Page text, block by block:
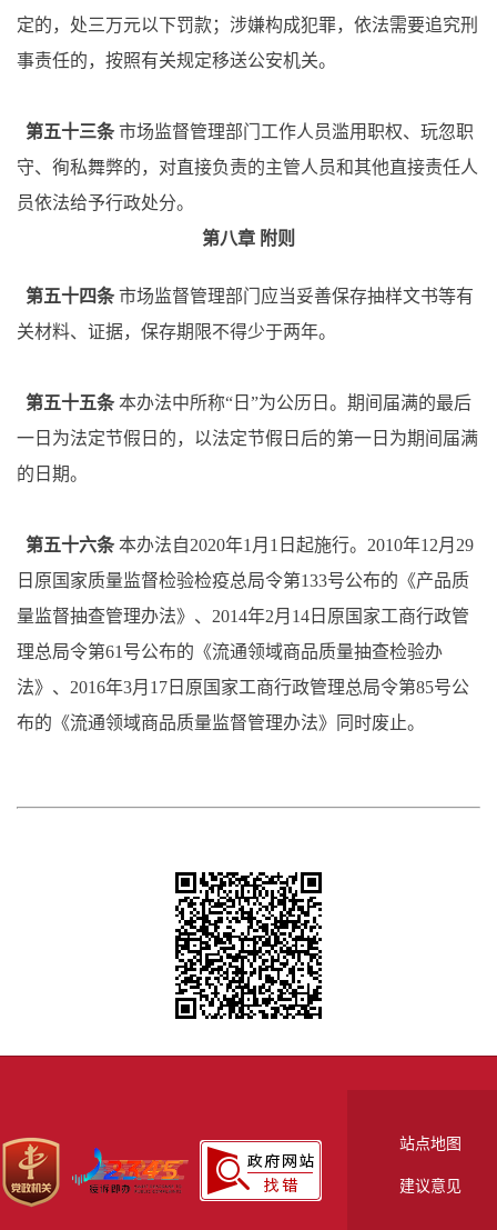
定的，处三万元以下罚款；涉嫌构成犯罪，依法需要追究刑
事责任的，按照有关规定移送公安机关。
第五十三条 市场监督管理部门工作人员滥用职权、玩忽职
守、徇私舞弊的，对直接负责的主管人员和其他直接责任人
员依法给予行政处分。
第八章 附则
第五十四条 市场监督管理部门应当妥善保存抽样文书等有
关材料、证据，保存期限不得少于两年。
第五十五条 本办法中所称“日”为公历日。期间届满的最后
一日为法定节假日的，以法定节假日后的第一日为期间届满
的日期。
第五十六条 本办法自2020年1月1日起施行。2010年12月29
日原国家质量监督检验检疫总局令第133号公布的《产品质
量监督抽查管理办法》、2014年2月14日原国家工商行政管
理总局令第61号公布的《流通领域商品质量抽查检验办
法》、2016年3月17日原国家工商行政管理总局令第85号公
布的《流通领域商品质量监督管理办法》同时废止。
站点地图
建议意见